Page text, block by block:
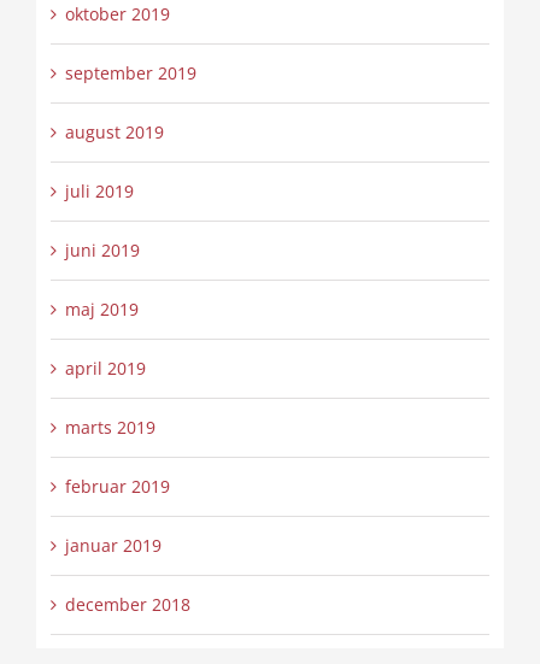
oktober 2019
september 2019
august 2019
juli 2019
juni 2019
maj 2019
april 2019
marts 2019
februar 2019
januar 2019
december 2018